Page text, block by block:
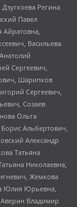
Регина
Павел
Васильева
Сергеевич,
Шарипков
Сергеевич,
Созаев
Ольга
Альбертович,
Александр
Татьяна
Николаевна,
Жемкова
Юлия Юрьевна,
Аверин Владимир